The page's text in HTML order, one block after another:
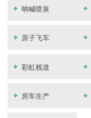
呐喊喷泉
原子飞车
彩虹栈道
房车生产